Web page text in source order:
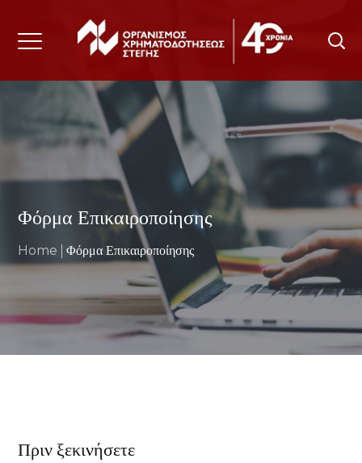
ΑΡΧΙΚΗ
ΠΡΟΪΟΝΤΑ & ΥΠΗΡΕΣΊΕΣ
ΟΜΑΔΙΚΕΣ ΑΣΦΑΛΙΣΕΙΣ
ΔΙΚΑΙΩΜΑΤΑ & ΧΡΕΩΣΕΙΣ
ΕΝΤΥΠΑ
Φόρμα Επικαιροποίησης
Home Φόρμα Επικαιροποίησης
Πριν ξεκινήσετε